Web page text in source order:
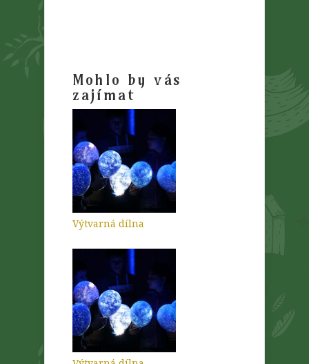
Mohlo by vás
zajímat
Výtvarná dílna